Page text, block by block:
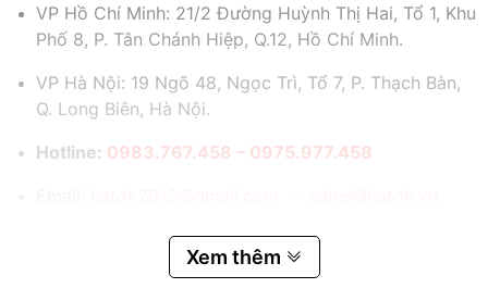
VP Hồ Chí Minh: 21/2 Đường Huỳnh Thị Hai, Tổ 1, Khu
Phố 8, P. Tân Chánh Hiệp, Q.12, Hồ Chí Minh.
VP Hà Nội: 19 Ngõ 48, Ngọc Trì, Tổ 7, P. Thạch Bàn,
Q. Long Biên, Hà Nội.
Hotline: 0983.767.458 – 0975.977.458
Xem thêm